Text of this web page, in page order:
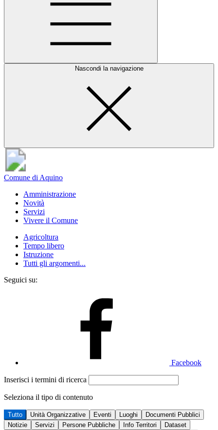
Nascondi la navigazione
Comune di Aquino
Amministrazione
Novità
Servizi
Vivere il Comune
Agricoltura
Tempo libero
Istruzione
Tutti gli argomenti...
Seguici su:
Facebook
Inserisci i termini di ricerca
Seleziona il tipo di contenuto
Tutto Unità Organizzative Eventi Luoghi
Documenti Pubblici
Notizie
Servizi Persone Pubbliche Info Territori Dataset